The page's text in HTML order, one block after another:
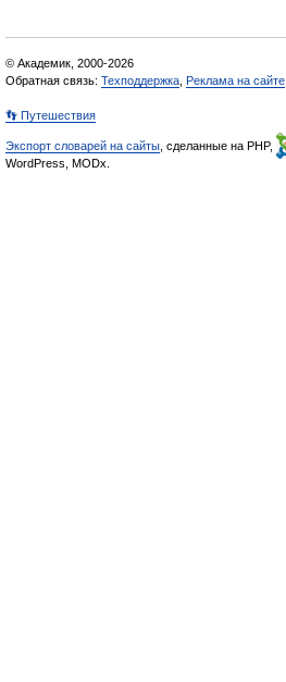
© Академик, 2000-2026
Обратная связь: Техподдержка Реклама на сайте
👣 Путешествия
Экспорт словарей на сайты , сделанные на PHP,
WordPress, MODx.